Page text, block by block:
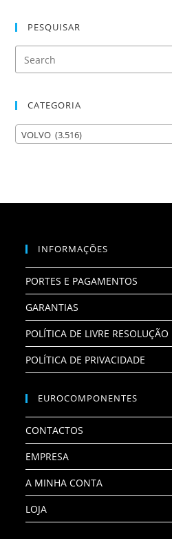
PESQUISAR
CATEGORIA
VOLVO (3.516)
INFORMAÇÕES
PORTES E PAGAMENTOS
GARANTIAS
POLÍTICA DE LIVRE RESOLUÇÃO
POLÍTICA DE PRIVACIDADE
EUROCOMPONENTES
CONTACTOS
EMPRESA
A MINHA CONTA
LOJA